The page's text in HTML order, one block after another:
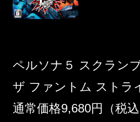
ペルソナ５ スクラン
ザ ファントム ストラ
通常価格9,680円（税込